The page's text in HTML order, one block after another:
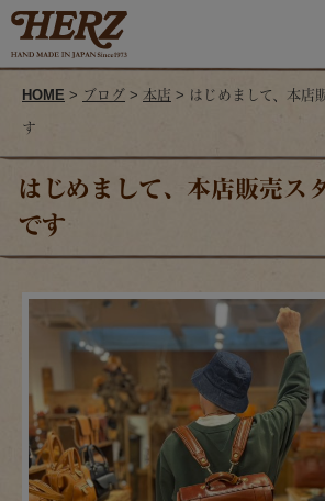
HOME > ブログ > 本店 > はじめまして、本店
す
はじめまして、本店販売ス
です